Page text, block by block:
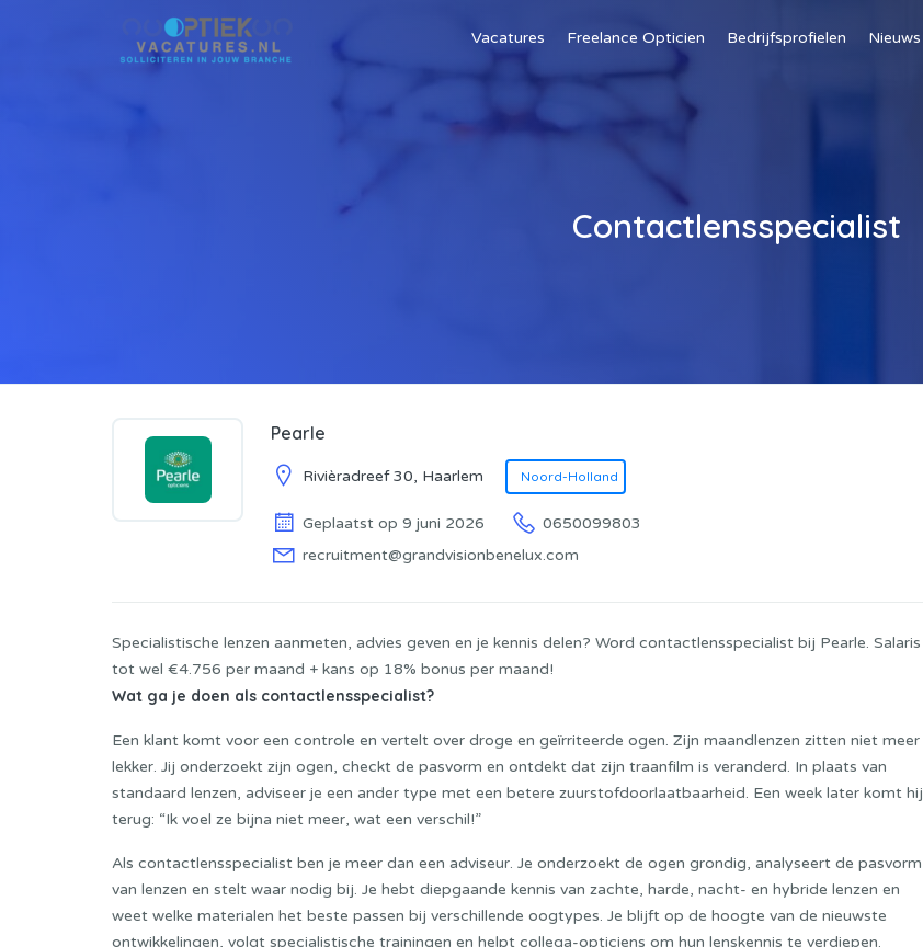
Vacatures Freelance Opticien Bedrijfsprofielen Nieuws
Contactlensspecialist
Pearle
Rivièradreef 30, Haarlem Noord-Holland
Geplaatst op 9 juni 2026
0650099803
recruitment@grandvisionbenelux.com
Specialistische lenzen aanmeten, advies geven en je kennis delen? Word contactlensspecialist bij Pearle. Salaris
tot wel €4.756 per maand + kans op 18% bonus per maand!
Wat ga je doen als contactlensspecialist?
Een klant komt voor een controle en vertelt over droge en geïrriteerde ogen. Zijn maandlenzen zitten niet meer
lekker. Jij onderzoekt zijn ogen, checkt de pasvorm en ontdekt dat zijn traanfilm is veranderd. In plaats van
standaard lenzen, adviseer je een ander type met een betere zuurstofdoorlaatbaarheid. Een week later komt hij
terug: “Ik voel ze bijna niet meer, wat een verschil!”
Als contactlensspecialist ben je meer dan een adviseur. Je onderzoekt de ogen grondig, analyseert de pasvorm
van lenzen en stelt waar nodig bij. Je hebt diepgaande kennis van zachte, harde, nacht- en hybride lenzen en
weet welke materialen het beste passen bij verschillende oogtypes. Je blijft op de hoogte van de nieuwste
ontwikkelingen, volgt specialistische trainingen en helpt collega-opticiens om hun lenskennis te verdiepen.